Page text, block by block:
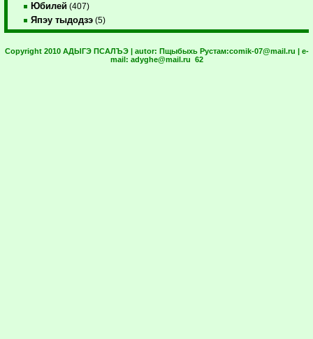
Юбилей (407)
Япэу тыдодзэ (5)
Copyright 2010 АДЫГЭ ПСАЛЪЭ | autor: Пщыбыхь Рустам:comik-07@mail.ru | e-
mail: adyghe@mail.ru 62